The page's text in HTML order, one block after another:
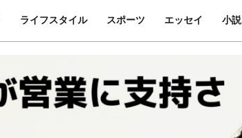
ライフスタイル スポーツ エッセイ 小説